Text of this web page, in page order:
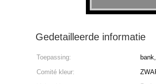
Gedetailleerde informatie
Toepassing:
Comité kleur: